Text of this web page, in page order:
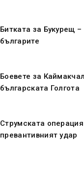
Битката за Букурещ
българите
Боевете за
българската Голгота
Струмската
превантивният удар